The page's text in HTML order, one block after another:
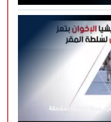
حملة إخوانية لملاحقة